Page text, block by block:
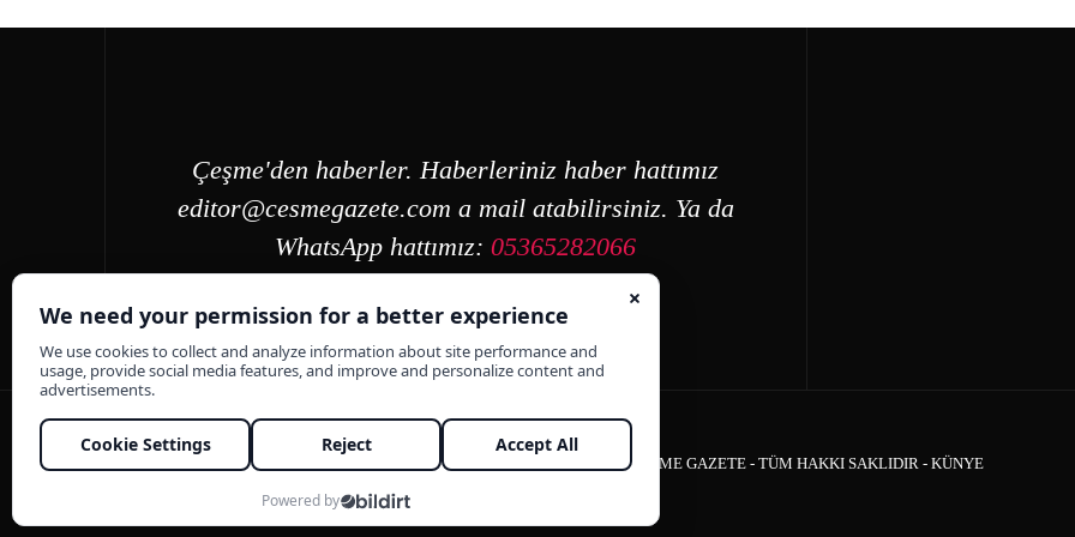
Çeşme'den haberler. Haberleriniz haber hattımız
editor@cesmegazete.com a mail atabilirsiniz. Ya da
WhatsApp hattımız:05365282066
ÇEŞME GAZETE - TÜM HAKKI SAKLIDIR - KÜNYE